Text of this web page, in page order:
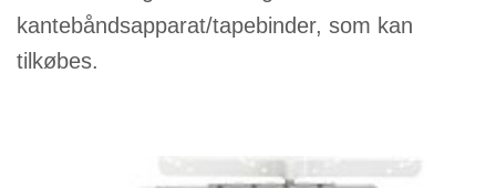
kantebåndsapparat/tapebinder, som kan
tilkøbes.